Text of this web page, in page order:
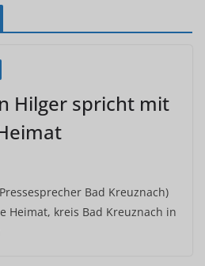
Hilger spricht mit
Bad Kreuznach)
Heimat, kreis Bad Kreuznach in